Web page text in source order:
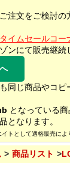
注文をご検討の
タイムセールコー
ンにて販売継続
同じ商品やコ
となっている
となります。
トとして適格販売によ
商品リスト